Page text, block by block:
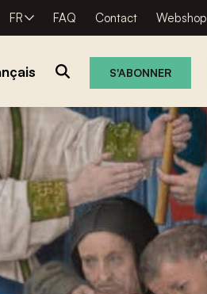
FR FAQ Contact Webshop
S'ABONNER